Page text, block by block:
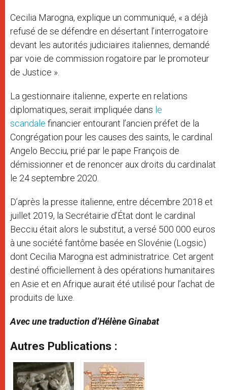
Cecilia Marogna, explique un communiqué, « a déjà
refusé de se défendre en désertant l’interrogatoire
devant les autorités judiciaires italiennes, demandé
par voie de commission rogatoire par le promoteur
de Justice ».
La gestionnaire italienne, experte en relations
diplomatiques, serait impliquée dans le
scandale financier entourant l’ancien préfet de la
Congrégation pour les causes des saints, le cardinal
Angelo Becciu, prié par le pape François de
démissionner et de renoncer aux droits du cardinalat
le 24 septembre 2020.
D’après la presse italienne, entre décembre 2018 et
juillet 2019, la Secrétairie d’État dont le cardinal
Becciu était alors le substitut, a versé 500 000 euros
à une société fantôme basée en Slovénie (Logsic)
dont Cecilia Marogna est administratrice. Cet argent
destiné officiellement à des opérations humanitaires
en Asie et en Afrique aurait été utilisé pour l’achat de
produits de luxe.
Avec une traduction d’Hélène Ginabat
Autres Publications :